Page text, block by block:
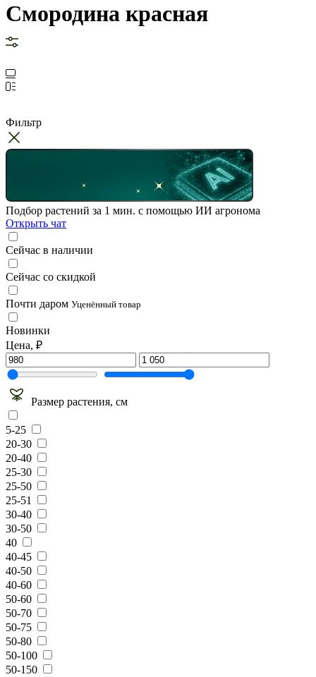
Смородина красная
Фильтр
Подбор растений за 1 мин. с помощью ИИ агронома
Открыть чат
Сейчас в наличии
Сейчас со скидкой
Почти даром Уценённый товар
Новинки
Цена, ₽
Размер растения, см
5-25
20-30
20-40
25-30
25-50
25-51
30-40
30-50
40
40-45
40-50
40-60
50-60
50-70
50-75
50-80
50-100
50-150